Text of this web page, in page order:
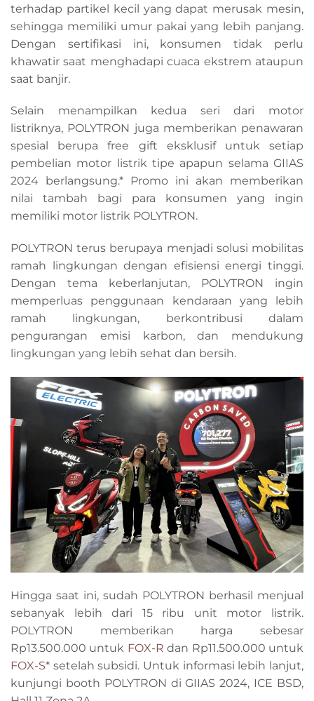
terhadap partikel kecil yang dapat merusak mesin,
sehingga memiliki umur pakai yang lebih panjang.
Dengan sertifikasi ini, konsumen tidak perlu
khawatir saat menghadapi cuaca ekstrem ataupun
saat banjir.
Selain menampilkan kedua seri dari motor
listriknya, POLYTRON juga memberikan penawaran
spesial berupa free gift eksklusif untuk setiap
pembelian motor listrik tipe apapun selama GIIAS
2024 berlangsung.* Promo ini akan memberikan
nilai tambah bagi para konsumen yang ingin
memiliki motor listrik POLYTRON.
POLYTRON terus berupaya menjadi solusi mobilitas
ramah lingkungan dengan efisiensi energi tinggi.
Dengan tema keberlanjutan, POLYTRON ingin
memperluas penggunaan kendaraan yang lebih
ramah lingkungan, berkontribusi dalam
pengurangan emisi karbon, dan mendukung
lingkungan yang lebih sehat dan bersih.
Hingga saat ini, sudah POLYTRON berhasil menjual
sebanyak lebih dari 15 ribu unit motor listrik.
POLYTRON memberikan harga sebesar
Rp13.500.000 untuk FOX-R dan Rp11.500.000 untuk
FOX-S* setelah subsidi. Untuk informasi lebih lanjut,
kunjungi booth POLYTRON di GIIAS 2024, ICE BSD,